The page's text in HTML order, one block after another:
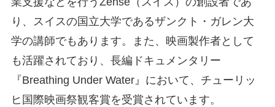
り、スイスの国立大学であるザンクト・ガレン大
学の講師でもあります。また、映画製作者として
も活躍されており、長編ドキュメンタリー
『Breathing Under Water』において、チューリッ
ヒ国際映画祭観客賞を受賞されています。